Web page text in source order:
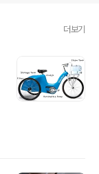
더보기